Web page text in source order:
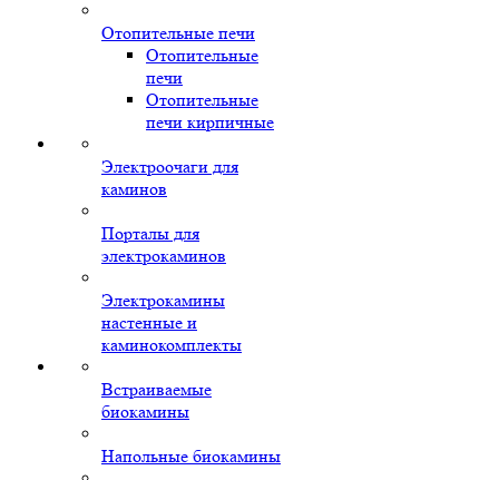
Отопительные печи
Отопительные
печи
Отопительные
печи кирпичные
Электроочаги для
каминов
Порталы для
электрокаминов
Электрокамины
настенные и
каминокомплекты
Встраиваемые
биокамины
Напольные биокамины